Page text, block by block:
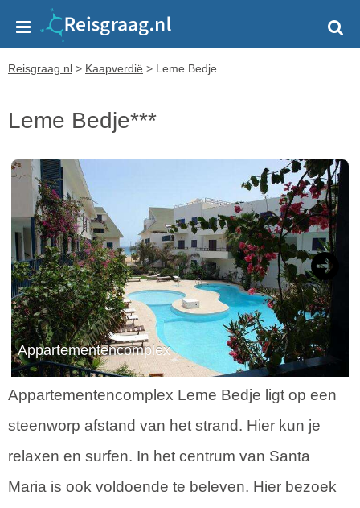
Reisgraag.nl > Kaapverdië > Leme Bedje
Leme Bedje***
Appartementencomplex
Next
Appartementencomplex Leme Bedje ligt op een
steenworp afstand van het strand. Hier kun je
relaxen en surfen. In het centrum van Santa
Maria is ook voldoende te beleven. Hier bezoek